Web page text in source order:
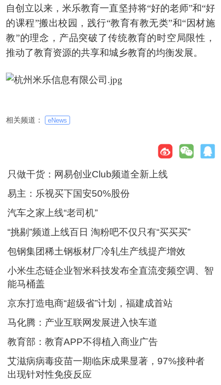
自创立以来，米乐教育一直坚持将“好的老师”和“好
的课程”搬出校园，践行“教育有教无类”和“因材施
教”的理念，产品突破了传统教育的时空局限性，
推动了教育资源的共享和城乡教育的均衡发展。
相关频道： eNews
只做干货：网易创业Club频道全新上线
易主：乐视买下国安50%股份
汽车之家上线“老司机”
“挑剔”频道上线百日 淘粉吧不仅只有“买买买”
包钢集团稀土钢板材厂冷轧生产线提产增效
小米生态链企业智米科技发布全直流变频空调、智
能马桶盖
京东打造电商“超级省”计划，福建成首站
马化腾：产业互联网发展进入快车道
教育部：教育APP不得植入商业广告
艾滋病病毒疫苗一期临床成果显著，97%接种者
出现针对性免疫反应